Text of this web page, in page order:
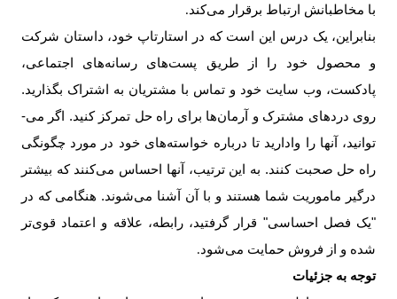
با مخاطبانش ارتباط برقرار می­‌کند.
بنابراین، یک درس این است که در استارتاپ خود، داستان شرکت
و محصول خود را از طریق پست‌­های رسانه‌‌‌های اجتماعی،
پادکست‌­، وب سایت خود و تماس با مشتریان به اشتراک بگذارید.
روی دردهای مشترک و آرمان­‌ها برای راه حل تمرکز کنید. اگر می‌­
توانید، آن­ها را وادارید تا درباره خواسته­‌های خود در مورد چگونگی
راه حل صحبت کنند. به این ترتیب، آنها احساس می­‌کنند که بیشتر
درگیر ماموریت شما هستند و با آن آشنا می‌شوند. هنگامی که در
"یک فصل احساسی" قرار گرفتید، رابطه، علاقه و اعتماد قوی‌­تر
شده و از فروش حمایت می­‌شود.
توجه به جزئیات